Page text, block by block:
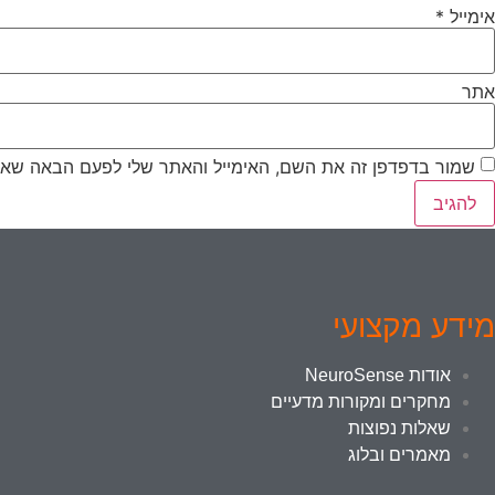
אימייל *
אתר
שמור בדפדפן זה את השם, האימייל והאתר שלי לפעם הבאה
מידע מקצועי
אודות NeuroSense
מחקרים ומקורות מדעיים
שאלות נפוצות
מאמרים ובלוג